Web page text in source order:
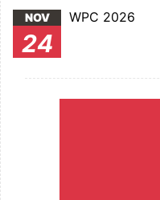
NOV
24
WPC 2026